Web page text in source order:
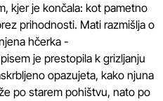
kjer je končala: kot pametno
prihodnosti. Mati razmišlja o
hčerka -
je prestopila k grizljanju
opazujeta, kako njuna
po starem pohištvu, nato po